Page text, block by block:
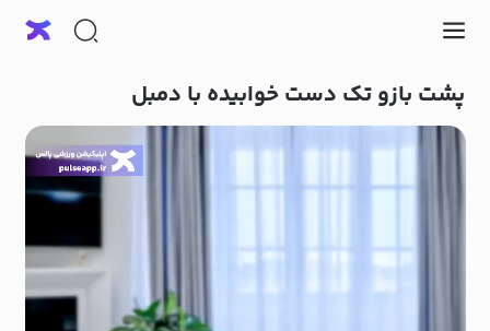
پشت بازو تک دست خوابیده با دمبل